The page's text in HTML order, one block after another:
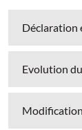
Déclaration
Evolution